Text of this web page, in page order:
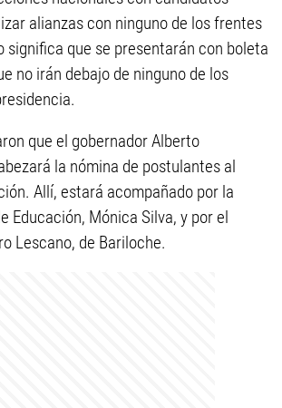
alianzas con ninguno de los frentes
significa que se presentarán con boleta
no irán debajo de ninguno de los
que el gobernador Alberto
la nómina de postulantes al
Allí, estará acompañado por la
Educación, Mónica Silva, y por el
Lescano, de Bariloche.